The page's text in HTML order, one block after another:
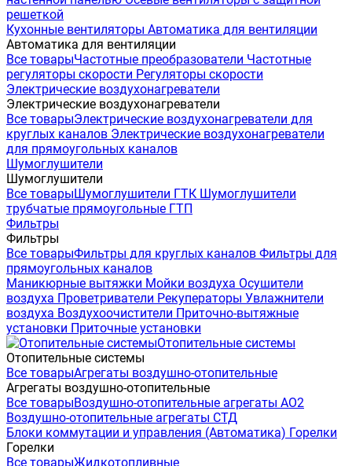
решеткой
Кухонные вентиляторы Автоматика для вентиляции
Автоматика для вентиляции
Все товарыЧастотные преобразователи Частотные
регуляторы скорости Регуляторы скорости
Электрические воздухонагреватели
Электрические воздухонагреватели
Все товарыЭлектрические воздухонагреватели для
круглых каналов Электрические воздухонагреватели
для прямоугольных каналов
Шумоглушители
Шумоглушители
Все товарыШумоглушители ГТК Шумоглушители
трубчатые прямоугольные ГТП
Фильтры
Фильтры
Все товарыФильтры для круглых каналов Фильтры для
прямоугольных каналов
Маникюрные вытяжки Мойки воздуха Осушители
воздуха Проветриватели Рекуператоры Увлажнители
воздуха Воздухоочистители Приточно-вытяжные
установки Приточные установки
Отопительные системы
Отопительные системы
Все товарыАгрегаты воздушно-отопительные
Агрегаты воздушно-отопительные
Все товарыВоздушно-отопительные агрегаты АО2
Воздушно-отопительные агрегаты СТД
Блоки коммутации и управления (Автоматика) Горелки
Горелки
Все товарыЖидкотопливные